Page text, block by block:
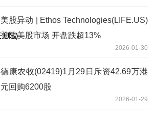
美股异动 | Ethos Technologies(LIFE.US)
登陆美股市场 开盘跌超13%
2026-01-30
德康农牧(02419)1月29日斥资42.69万港
元回购6200股
2026-01-29